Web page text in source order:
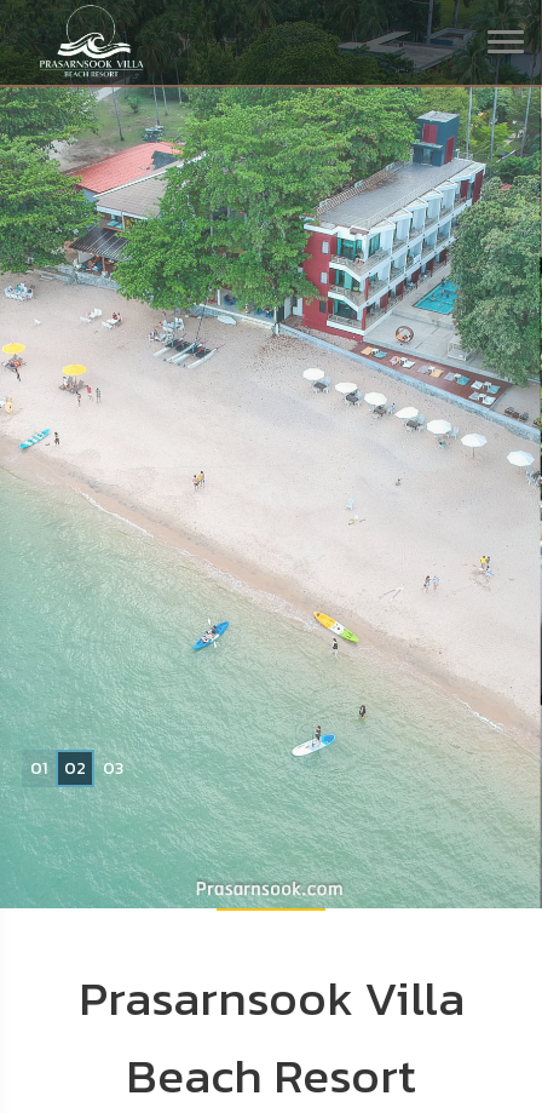
โรงแรม ที่พักริมทะเล หาดหิน
งาม โขดหินที่สวยงามตาม
ธรรมชาติ
ด้านหน้าโรงแรมของเราเต็มไปด้วยโขดหินที่สวยงามจัดเรียงกันตาม
ธรรมชาติ พร้อมจุดถ่ายรูป และน้ำทะเลสวยๆ ชายหาดที่ดูสบายตา
Read More จองห้องพัก
01 02 03
Prasarnsook Villa
Beach Resort